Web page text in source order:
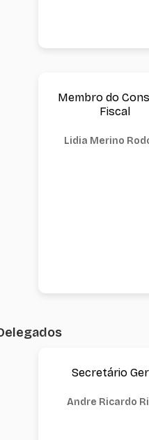
Membro do
Fiscal
Lidia Merino
Secretário
Andre Ricardo